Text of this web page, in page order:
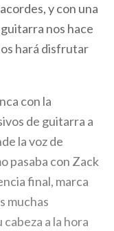
y con una
nos hace
hará disfrutar
con la
de guitarra a
la voz de
pasaba con Zack
final, marca
muchas
a la hora